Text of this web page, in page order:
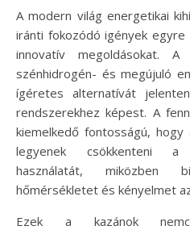
A modern világ energetikai kihívásai és a fenntarthatóság
iránti fokozódó igények
innovatív megoldásokat.
szénhidrogén- és megújuló
ígéretes alternatívát
rendszerekhez képest. A
kiemelkedő fontosságú,
legyenek csökkenteni a
használatát, miközben
hőmérsékletet és kényelmet
Ezek a kazánok